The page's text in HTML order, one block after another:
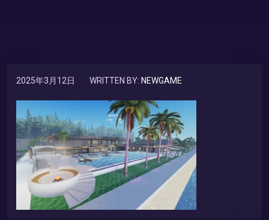
2025年3月12日 WRITTEN BY: NEWGAME